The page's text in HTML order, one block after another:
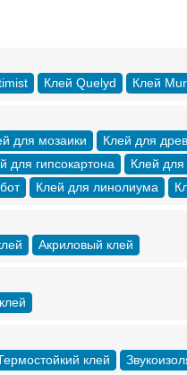
Клей Quelyd Клей
для мозаики Клей для
для гипсокартона Клей для
Клей для линолиума
Акриловый клей
клей